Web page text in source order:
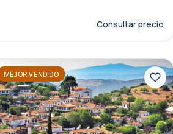
Consultar precio
MEJOR VENDIDO